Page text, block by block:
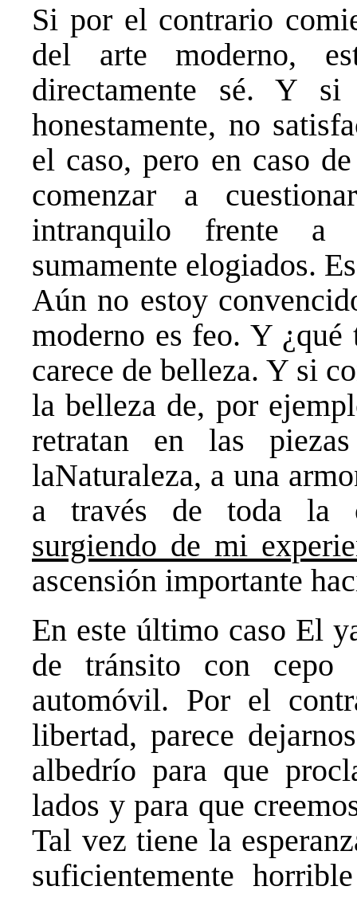
Si por el contrario
del arte moderno,
directamente sé. Y
honestamente, no
el caso, pero en caso
comenzar a
intranquilo frente a
sumamente elogiados.
Aún no estoy
moderno es feo. Y
carece de belleza. Y si
la belleza de, por
retratan en las
laNaturaleza, a una
a través de toda la
surgiendo de mi
ascensión importante
En este último caso El
de tránsito con cepo
automóvil. Por el
libertad, parece
albedrío para que
lados y para que
Tal vez tiene la
suficientemente